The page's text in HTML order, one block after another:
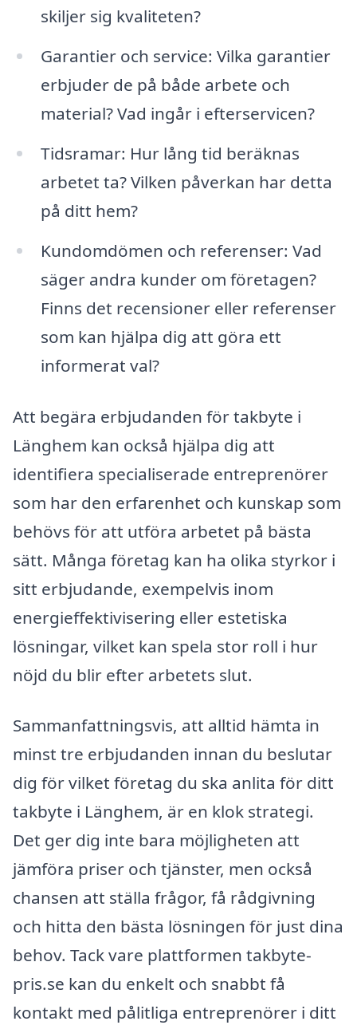
skiljer sig kvaliteten?
Garantier och service: Vilka garantier
erbjuder de på både arbete och
material? Vad ingår i efterservicen?
Tidsramar: Hur lång tid beräknas
arbetet ta? Vilken påverkan har detta
på ditt hem?
Kundomdömen och referenser: Vad
säger andra kunder om företagen?
Finns det recensioner eller referenser
som kan hjälpa dig att göra ett
informerat val?
Att begära erbjudanden för takbyte i
Länghem kan också hjälpa dig att
identifiera specialiserade entreprenörer
som har den erfarenhet och kunskap som
behövs för att utföra arbetet på bästa
sätt. Många företag kan ha olika styrkor i
sitt erbjudande, exempelvis inom
energieffektivisering eller estetiska
lösningar, vilket kan spela stor roll i hur
nöjd du blir efter arbetets slut.
Sammanfattningsvis, att alltid hämta in
minst tre erbjudanden innan du beslutar
dig för vilket företag du ska anlita för ditt
takbyte i Länghem, är en klok strategi.
Det ger dig inte bara möjligheten att
jämföra priser och tjänster, men också
chansen att ställa frågor, få rådgivning
och hitta den bästa lösningen för just dina
behov. Tack vare plattformen takbyte-
pris.se kan du enkelt och snabbt få
kontakt med pålitliga entreprenörer i ditt